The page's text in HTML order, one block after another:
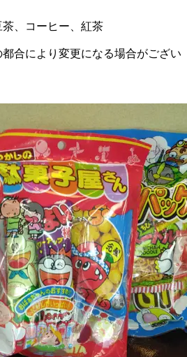
、コーヒー、紅茶
合により変更になる場合がござい